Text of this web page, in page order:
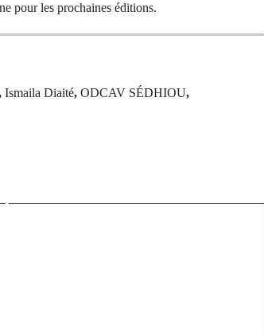
pour les prochaines éditions.
Ismaila Diaité, ODCAV SÉDHIOU,